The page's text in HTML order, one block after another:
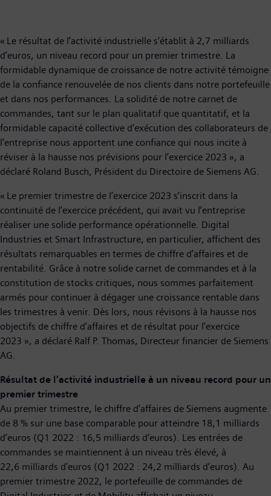
« Le résultat de l’activité industrielle s’établit à 2,7 milliards
d’euros, un niveau record pour un premier trimestre. La
formidable dynamique de croissance de notre activité témoigne
de la confiance renouvelée de nos clients dans notre portefeuille
et dans nos performances. La solidité de notre carnet de
commandes, tant sur le plan qualitatif que quantitatif, et la
formidable capacité collective d’exécution des collaborateurs de
l’entreprise nous apportent une confiance qui nous incite à
réviser à la hausse nos prévisions pour l’exercice 2023 », a
déclaré Roland Busch, Président du Directoire de Siemens AG.
« Le premier trimestre de l’exercice 2023 s’inscrit dans la
continuité de l’exercice précédent, qui avait vu l’entreprise
réaliser une solide performance opérationnelle. Digital
Industries et Smart Infrastructure, en particulier, affichent des
résultats remarquables en termes de chiffre d’affaires et de
rentabilité. Grâce à notre solide carnet de commandes et à la
constitution de stocks critiques, nous sommes parfaitement
armés pour continuer à dégager une croissance rentable dans
les trimestres à venir. Dès lors, nous révisons à la hausse nos
objectifs de chiffre d’affaires et de résultat pour l’exercice
2023 », a déclaré Ralf P. Thomas, Directeur financier de Siemens
AG.
Résultat de l’activité industrielle à un niveau record pour un
premier trimestre
Au premier trimestre, le chiffre d’affaires de Siemens augmente
de 8 % sur une base comparable pour atteindre 18,1 milliards
d’euros (Q1 2022 : 16,5 milliards d’euros). Les entrées de
commandes se maintiennent à un niveau très élevé, à
22,6 milliards d’euros (Q1 2022 : 24,2 milliards d’euros). Au
premier trimestre 2022, le portefeuille de commandes de